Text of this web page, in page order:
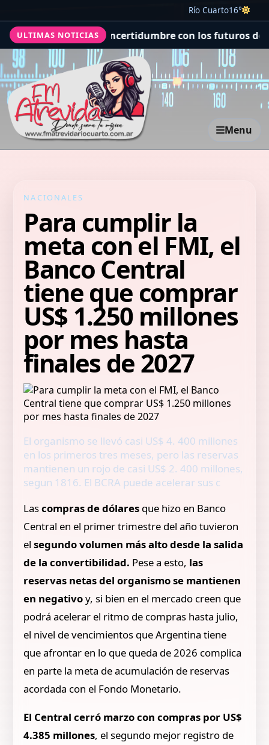
Río Cuarto16°
ULTIMAS NOTICIAS
City e incertidumbre con los futuros de Enzo y de
Menu
NACIONALES
Para cumplir la
meta con el FMI, el
Banco Central
tiene que comprar
US$ 1.250 millones
por mes hasta
finales de 2027
El organismo se llevó casi US$ 4. 400 millones
en los primeros tres meses, pero las reservas
mantienen un rojo de casi US$ 2. 400 millones,
segun 1816. El BCRA puede acelerar sus c
Lascompras de dólares que hizo en Banco
Central en el primer trimestre del año tuvieron
elsegundo volumen más alto desde la salida
de la convertibilidad. Pese a esto, las
reservas netas del organismo se mantienen
en negativoy, si bien en el mercado creen que
podrá acelerar el ritmo de compras hasta julio,
el nivel de vencimientos que Argentina tiene
que afrontar en lo que queda de 2026 complica
en parte la meta de acumulación de reservas
acordada con el Fondo Monetario.
El Central cerró marzo con compras por US$
4.385 millones, el segundo mejor registro de